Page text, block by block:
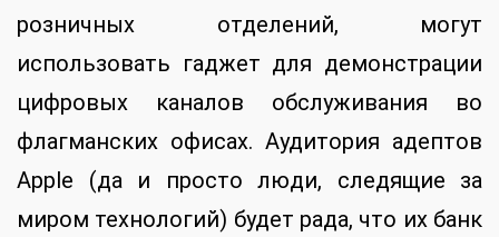
розничных отделений, могут
использовать гаджет для демонстрации
цифровых каналов обслуживания во
флагманских офисах. Аудитория адептов
Apple (да и просто люди, следящие за
миром технологий) будет рада, что их банк